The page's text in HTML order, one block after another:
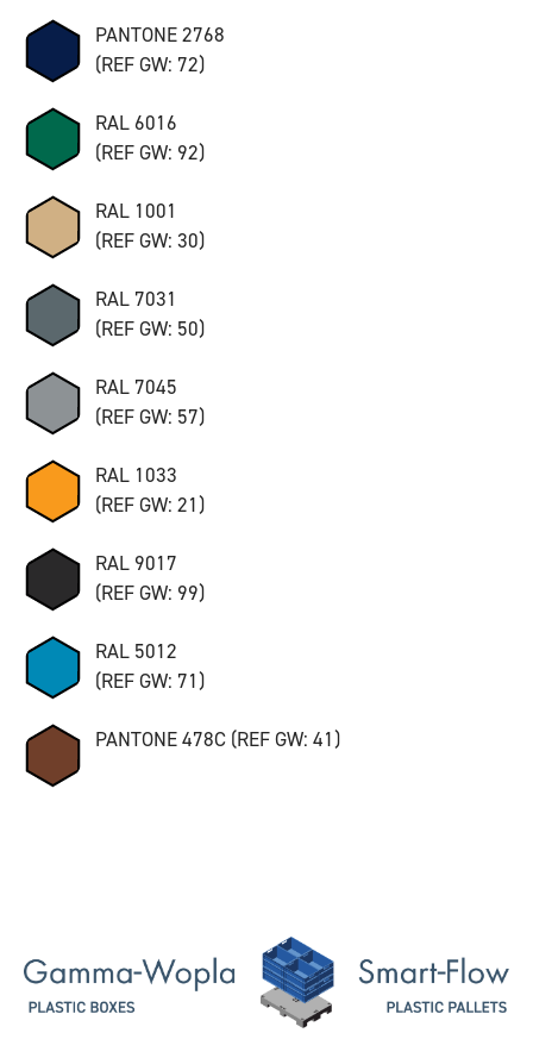
PANTONE 2768
(REF GW: 72)
RAL 6016
(REF GW: 92)
RAL 1001
(REF GW: 30)
RAL 7031
(REF GW: 50)
RAL 7045
(REF GW: 57)
RAL 1033
(REF GW: 21)
RAL 9017
(REF GW: 99)
RAL 5012
(REF GW: 71)
PANTONE 478C (REF GW: 41)